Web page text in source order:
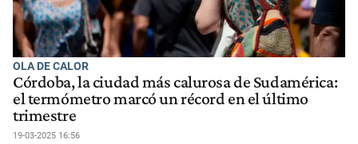
OLA DE CALOR
Córdoba, la ciudad más calurosa de Sudamérica:
el termómetro marcó un récord en el último
trimestre
19-03-2025 16:56